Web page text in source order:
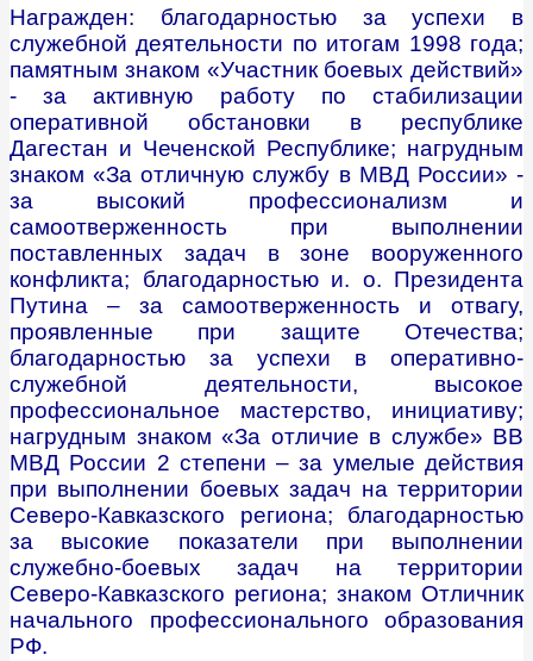
Награжден: благодарностью за успехи в
служебной деятельности по итогам 1998 года;
памятным знаком «Участник боевых действий»
- за активную работу по стабилизации
оперативной обстановки в республике
Дагестан и Чеченской Республике; нагрудным
знаком «За отличную службу в МВД России» -
за высокий профессионализм и
самоотверженность при выполнении
поставленных задач в зоне вооруженного
конфликта; благодарностью и. о. Президента
Путина – за самоотверженность и отвагу,
проявленные при защите Отечества;
благодарностью за успехи в оперативно-
служебной деятельности, высокое
профессиональное мастерство, инициативу;
нагрудным знаком «За отличие в службе» ВВ
МВД России 2 степени – за умелые действия
при выполнении боевых задач на территории
Северо-Кавказского региона; благодарностью
за высокие показатели при выполнении
служебно-боевых задач на территории
Северо-Кавказского региона; знаком Отличник
начального профессионального образования
РФ.